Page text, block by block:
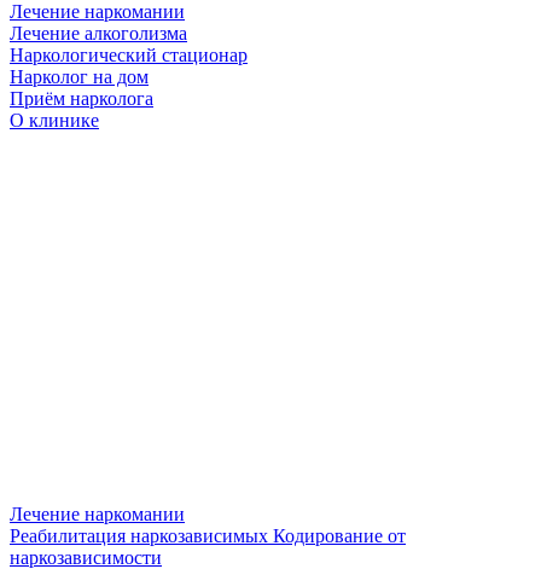
Лечение наркомании
Лечение алкоголизма
Наркологический стационар
Нарколог на дом
Приём нарколога
О клинике
Лечение наркомании
Реабилитация наркозависимых Кодирование от
наркозависимости